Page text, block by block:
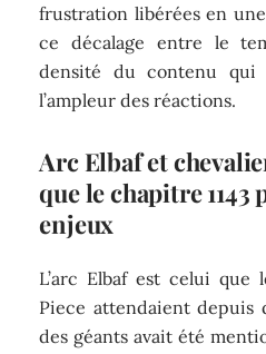
frustration libérées en
ce décalage entre le
densité du contenu qui
l’ampleur des réactions.
Arc Elbaf et
que le chapitre 1143
enjeux
L’arc Elbaf est celui que
Piece attendaient depuis
des géants avait été